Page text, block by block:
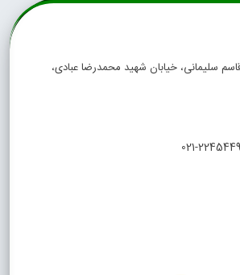
سلیمانی، خیابان شهید محمدرضا عبادی،